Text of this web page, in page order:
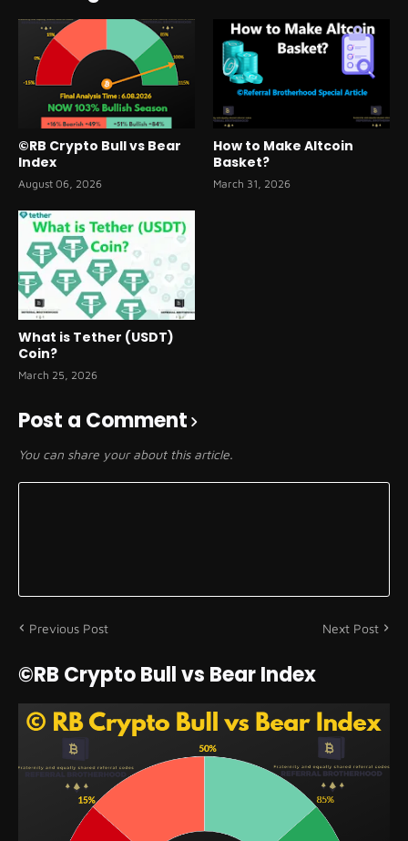
©RB Crypto Bull vs Bear
Index
August 06, 2026
How to Make Altcoin
Basket?
March 31, 2026
What is Tether (USDT)
Coin?
March 25, 2026
Post a Comment
You can share your about this article.
Previous Post Next Post
©RB Crypto Bull vs Bear Index